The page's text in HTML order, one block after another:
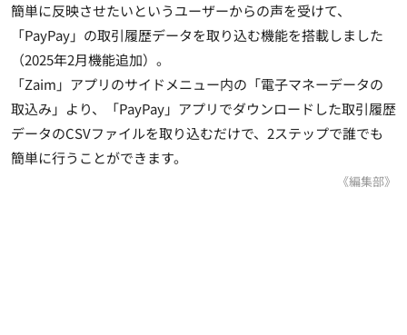
簡単に反映させたいというユーザーからの声を受けて、
「PayPay」の取引履歴データを取り込む機能を搭載しました
（2025年2月機能追加）。
「Zaim」アプリのサイドメニュー内の「電子マネーデータの
取込み」より、「PayPay」アプリでダウンロードした取引履歴
データのCSVファイルを取り込むだけで、2ステップで誰でも
簡単に行うことができます。
《編集部》